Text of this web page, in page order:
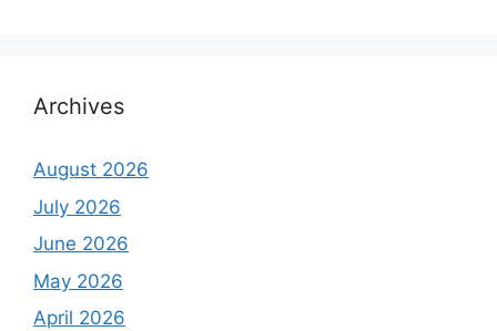
Archives
August 2026
July 2026
June 2026
May 2026
April 2026